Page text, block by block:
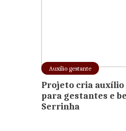
Auxílio gestante
Projeto cria auxílio
para gestantes e
Serrinha